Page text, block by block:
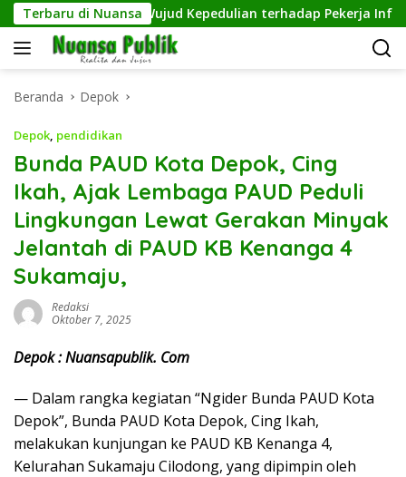
Langsung
ke
konten
Terbaru di Nuansa
Tangguh, Wujud Kepedulian terhadap Pekerja Informal
Beranda Depok
Depok, pendidikan
Bunda PAUD Kota Depok, Cing
Ikah, Ajak Lembaga PAUD Peduli
Lingkungan Lewat Gerakan Minyak
Jelantah di PAUD KB Kenanga 4
Sukamaju,
Redaksi
Oktober 7, 2025
Depok : Nuansapublik. Com
— Dalam rangka kegiatan “Ngider Bunda PAUD Kota
Depok”, Bunda PAUD Kota Depok, Cing Ikah,
melakukan kunjungan ke PAUD KB Kenanga 4,
Kelurahan Sukamaju Cilodong, yang dipimpin oleh